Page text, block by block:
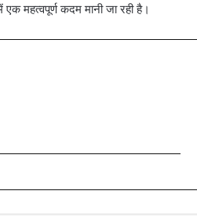
महत्वपूर्ण कदम मानी जा रही है।